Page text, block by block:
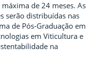
de 24 meses. As
serão distribuídas nas
de Pós-Graduação em
em Viticultura e
na